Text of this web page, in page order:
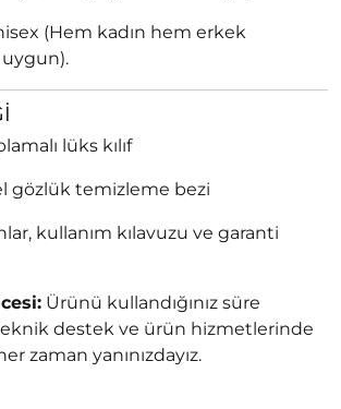
(Hem kadın hem erkek
uygun).
lüks kılıf
gözlük temizleme bezi
kullanım kılavuzu ve garanti
Ürünü kullandığınız süre
destek ve ürün hizmetlerinde
zaman yanınızdayız.